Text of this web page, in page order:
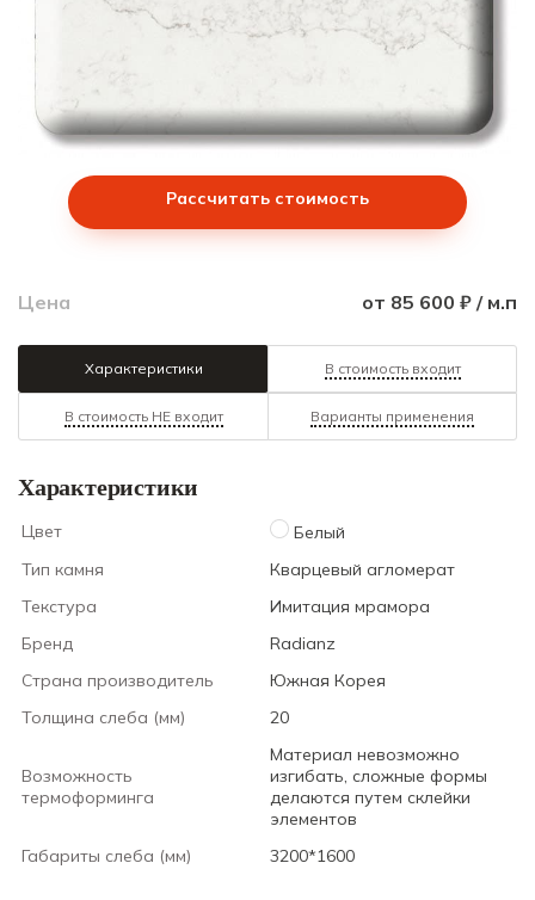
Рассчитать стоимость
Цена от 85 600 ₽ / м.п
Характеристики В стоимость входит
В стоимость НЕ входит Варианты применения
Характеристики
Цвет
Белый
Тип камня
Кварцевый агломерат
Текстура
Имитация мрамора
Бренд
Radianz
Страна производитель
Южная Корея
Толщина слеба (мм)
20
Возможность
термоформинга
Материал невозможно
изгибать, сложные формы
делаются путем склейки
элементов
Габариты слеба (мм)
3200*1600